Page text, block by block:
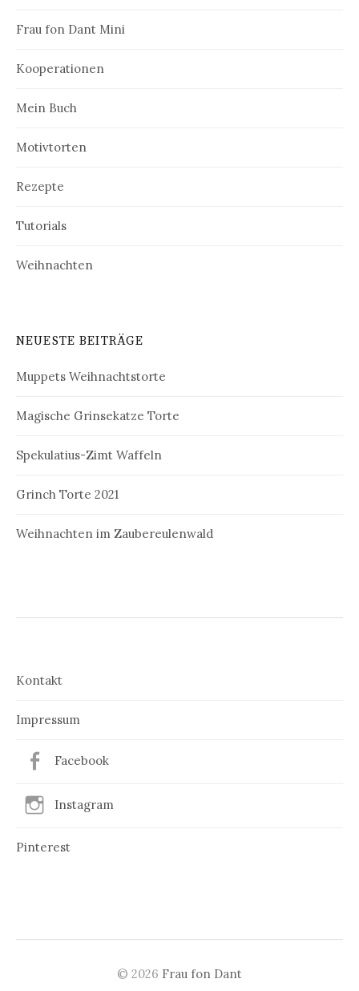
Frau fon Dant Mini
Kooperationen
Mein Buch
Motivtorten
Rezepte
Tutorials
Weihnachten
NEUESTE BEITRÄGE
Muppets Weihnachtstorte
Magische Grinsekatze Torte
Spekulatius-Zimt Waffeln
Grinch Torte 2021
Weihnachten im Zaubereulenwald
Kontakt
Impressum
Facebook
Instagram
Pinterest
© 2026 Frau fon Dant